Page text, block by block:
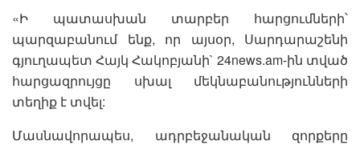
«Ի պատասխան տարբեր հարցումների՝
պարզաբանում ենք, որ այսօր, Սարդարաշենի
գյուղապետ Հայկ Հակոբյանի` 24news.am-ին տված
հարցազրույցը սխալ մեկնաբանությունների
տեղիք է տվել:
Մասնավորապես, ադրբեջանական զորքերը